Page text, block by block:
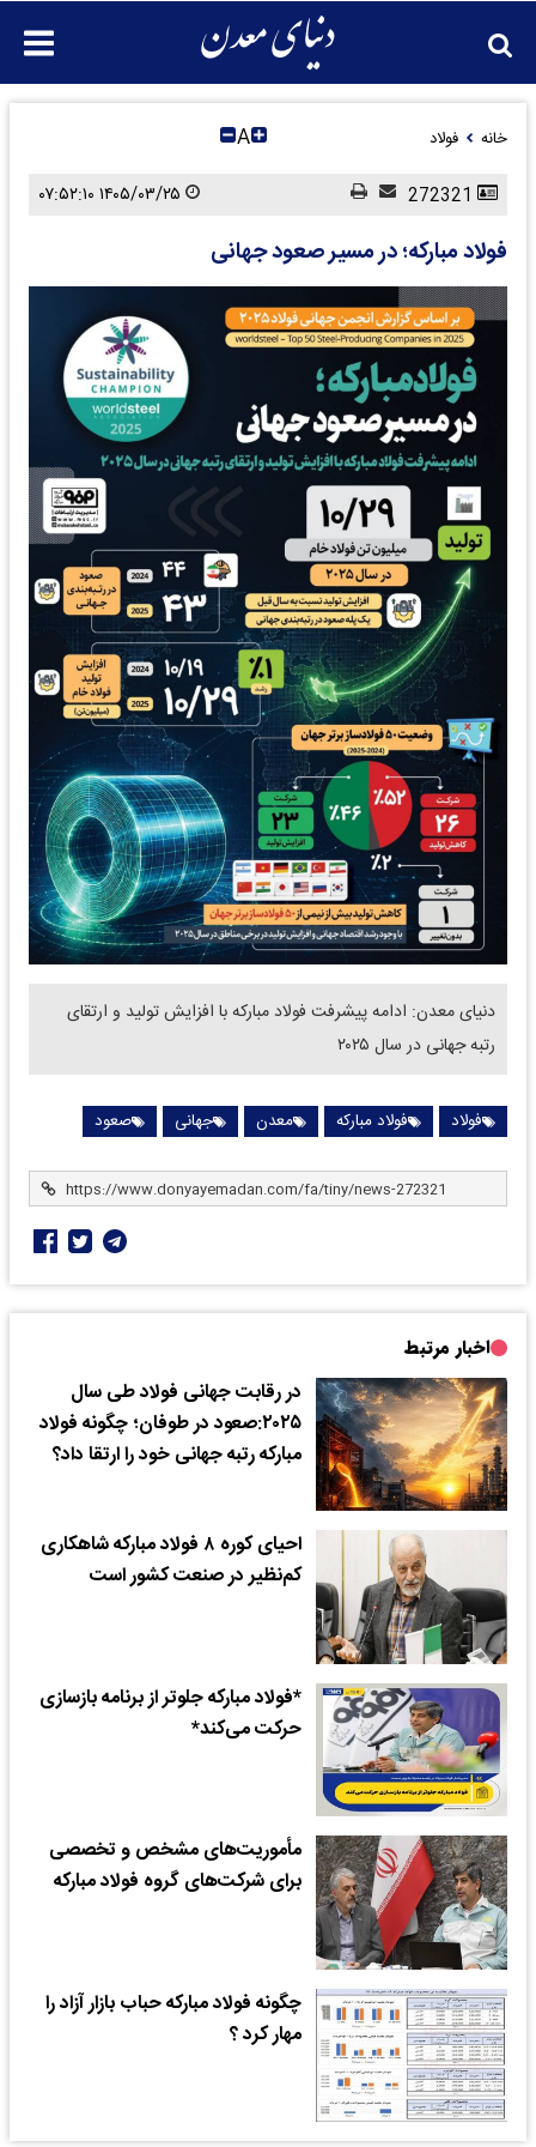
خانه فولاد A
فولاد مبارکه؛ در مسیر صعود جهانی
دنیای معدن: ادامه پیشرفت فولاد مبارکه با افزایش تولید و ارتقای
رتبه جهانی در سال ۲۰۲۵
فولاد فولاد مبارکه معدن جهانی صعود
اخبار مرتبط
در رقابت جهانی فولاد طی سال
۲۰۲۵:صعود در طوفان؛ چگونه فولاد
مبارکه رتبه جهانی خود را ارتقا داد؟
احیای کوره ۸ فولاد مبارکه شاهکاری
کم‌نظیر در صنعت کشور است
*فولاد مبارکه جلوتر از برنامه بازسازی
حرکت می‌کند*
مأموریت‌های مشخص و تخصصی
برای شرکت‌های گروه فولاد مبارکه
چگونه فولاد مبارکه حباب بازار آزاد را
مهار کرد ؟